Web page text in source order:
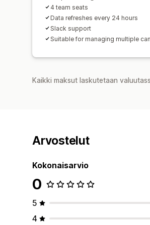
4 team seats
Data refreshes every 24 hours
Slack support
Suitable for managing multiple
Kaikki maksut laskutetaan
Arvostelut
Kokonaisarvio
0
5
4